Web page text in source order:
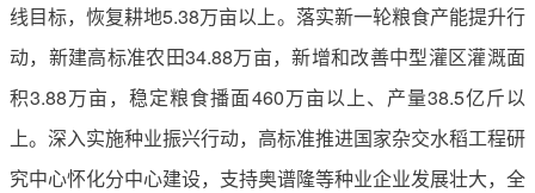
线目标，恢复耕地5.38万亩以上。落实新一轮粮食产能提升行
动，新建高标准农田34.88万亩，新增和改善中型灌区灌溉面
积3.88万亩，稳定粮食播面460万亩以上、产量38.5亿斤以
上。深入实施种业振兴行动，高标准推进国家杂交水稻工程研
究中心怀化分中心建设，支持奥谱隆等种业企业发展壮大，全